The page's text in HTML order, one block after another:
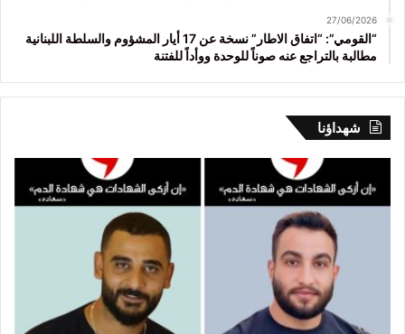
27/06/2026
“القومي”: “اتفاق الاطار” نسخة عن 17 أيار المشؤوم والسلطة اللبنانية
مطالبة بالتراجع عنه صوناً للوحدة ووأداً للفتنة
شهداؤنا